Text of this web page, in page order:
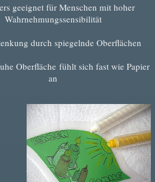
geeignet für Menschen mit hoher
Wahrnehmungssensibilität
durch spiegelnde Oberflächen
Oberfläche fühlt sich fast wie Papier
an